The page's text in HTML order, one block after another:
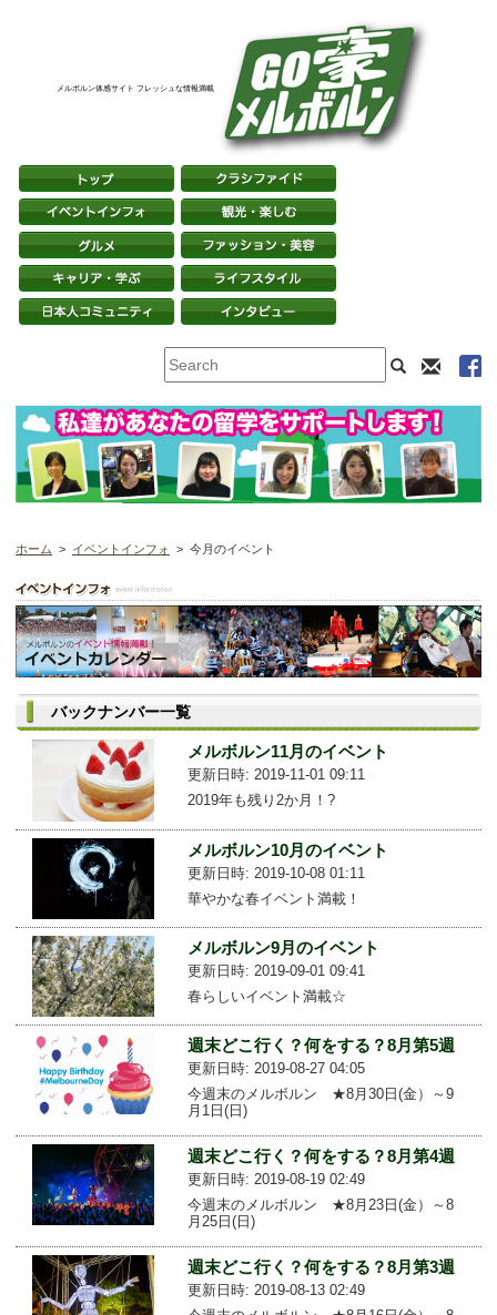
メルボルン体感サイト フレッシュな情報満載
ホーム > イベントインフォ > 今月のイベント
バックナンバー一覧
メルボルン11月のイベント
更新日時: 2019-11-01 09:11
2019年も残り2か月！?
メルボルン10月のイベント
更新日時: 2019-10-08 01:11
華やかな春イベント満載！
メルボルン9月のイベント
更新日時: 2019-09-01 09:41
春らしいイベント満載☆
週末どこ行く？何をする？8月第5週
更新日時: 2019-08-27 04:05
今週末のメルボルン ★8月30日(金）～9
月1日(日)
週末どこ行く？何をする？8月第4週
更新日時: 2019-08-19 02:49
今週末のメルボルン ★8月23日(金）～8
月25日(日)
週末どこ行く？何をする？8月第3週
更新日時: 2019-08-13 02:49